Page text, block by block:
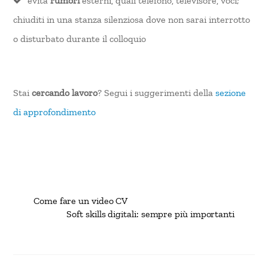
chiuditi in una stanza silenziosa dove non sarai interrotto
o disturbato durante il colloquio
Stai cercando lavoro? Segui i suggerimenti dellasezione
di approfondimento
Come fare un video CV
Soft skills digitali: sempre più importanti